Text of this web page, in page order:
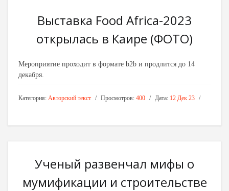
Выставка Food Africa-2023
открылась в Каире (ФОТО)
Мероприятие проходит в формате b2b и продлится до 14
декабря.
Категория: Авторский текст Просмотров: 400 Дата: 12 Дек 23
Ученый развенчал мифы о
мумификации и строительстве